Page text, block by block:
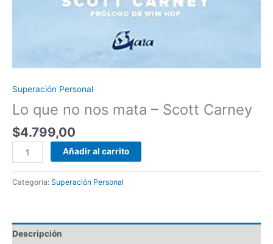
Superación Personal
Lo que no nos mata – Scott Carney
$4.799,00
Añadir al carrito
Categoría: Superación Personal
Descripción